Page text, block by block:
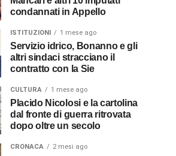
condannati in Appello
ISTITUZIONI 1 mese ago
Servizio idrico, Bonanno e gli
altri sindaci stracciano il
contratto con la Sie
CULTURA 1 mese ago
Placido Nicolosi e la cartolina
dal fronte di guerra ritrovata
dopo oltre un secolo
CRONACA 2 mesi ago